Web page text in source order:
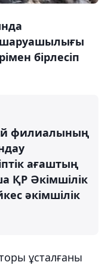
шаруашылығы
бірлесіп
филиалының
ағаштың
ҚР Әкімшілік
әкімшілік
ұсталғаны